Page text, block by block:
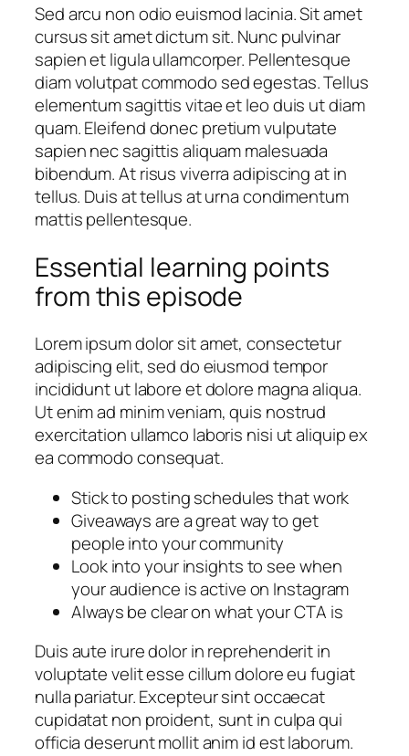
Sed arcu non odio euismod lacinia. Sit amet
cursus sit amet dictum sit. Nunc pulvinar
sapien et ligula ullamcorper. Pellentesque
diam volutpat commodo sed egestas. Tellus
elementum sagittis vitae et leo duis ut diam
quam. Eleifend donec pretium vulputate
sapien nec sagittis aliquam malesuada
bibendum. At risus viverra adipiscing at in
tellus. Duis at tellus at urna condimentum
mattis pellentesque.
Essential learning points
from this episode
Lorem ipsum dolor sit amet, consectetur
adipiscing elit, sed do eiusmod tempor
incididunt ut labore et dolore magna aliqua.
Ut enim ad minim veniam, quis nostrud
exercitation ullamco laboris nisi ut aliquip ex
ea commodo consequat.
Stick to posting schedules that work
Giveaways are a great way to get
people into your community
Look into your insights to see when
your audience is active on Instagram
Always be clear on what your CTA is
Duis aute irure dolor in reprehenderit in
voluptate velit esse cillum dolore eu fugiat
nulla pariatur. Excepteur sint occaecat
cupidatat non proident, sunt in culpa qui
officia deserunt mollit anim id est laborum.